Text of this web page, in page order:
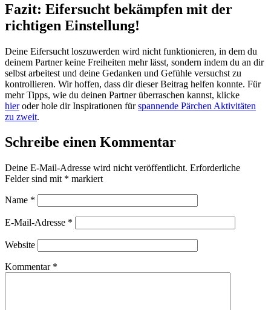
Fazit: Eifersucht bekämpfen mit der
richtigen Einstellung!
Deine Eifersucht loszuwerden wird nicht funktionieren, in dem du
deinem Partner keine Freiheiten mehr lässt, sondern indem du an dir
selbst arbeitest und deine Gedanken und Gefühle versuchst zu
kontrollieren. Wir hoffen, dass dir dieser Beitrag helfen konnte. Für
mehr Tipps, wie du deinen Partner überraschen kannst, klicke
hieroder hole dir Inspirationen fürspannende Pärchen Aktivitäten
zu zweit.
Schreibe einen Kommentar
Deine E-Mail-Adresse wird nicht veröffentlicht. Erforderliche
Felder sind mit * markiert
Name *
E-Mail-Adresse *
Website
Kommentar *